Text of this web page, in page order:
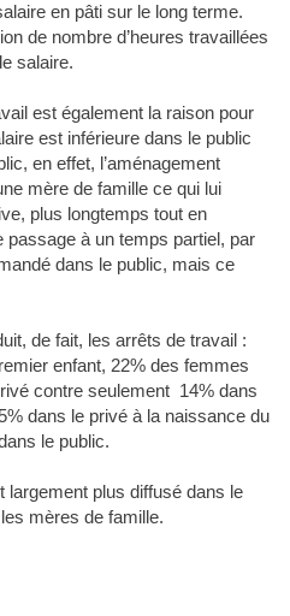
en pâti sur le long terme.
de nombre d’heures travaillées
salaire.
est également la raison pour
est inférieure dans le public
en effet, l’aménagement
mère de famille ce qui lui
plus longtemps tout en
passage à un temps partiel, par
dans le public, mais ce
de fait, les arrêts de travail :
enfant, 22% des femmes
contre seulement 14% dans
dans le privé à la naissance du
le public.
largement plus diffusé dans le
mères de famille.